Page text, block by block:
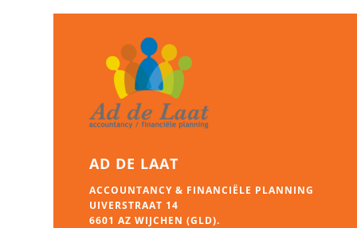
AD DE LAAT
ACCOUNTANCY & FINANCIËLE PLANNING
UIVERSTRAAT 14
6601 AZ WIJCHEN (GLD).